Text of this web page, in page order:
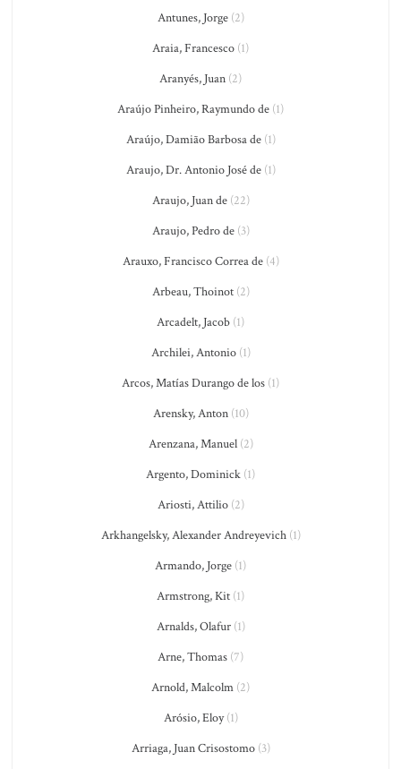
Antunes, Jorge(2)
Araia, Francesco (1)
Aranyés, Juan (2)
Araújo Pinheiro, Raymundo de (1)
Araújo, Damião Barbosa de(1)
Araujo, Dr. Antonio José de(1)
Araujo, Juan de(22)
Araujo, Pedro de(3)
Arauxo, Francisco Correa de(4)
Arbeau, Thoinot(2)
Arcadelt, Jacob (1)
Archilei, Antonio(1)
Arcos, Matías Durango de los (1)
Arensky, Anton(10)
Arenzana, Manuel(2)
Argento, Dominick (1)
Ariosti, Attilio(2)
Arkhangelsky, Alexander Andreyevich(1)
Armando, Jorge (1)
Armstrong, Kit (1)
Arnalds, Olafur(1)
Arne, Thomas (7)
Arnold, Malcolm (2)
Arósio, Eloy(1)
Arriaga, Juan Crisostomo(3)